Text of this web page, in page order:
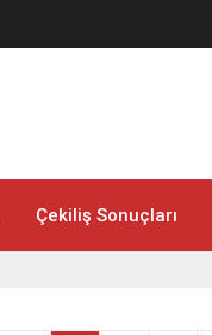
Çekiliş Sonuçları